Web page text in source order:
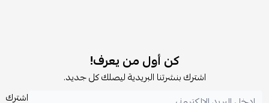
كن أول من يعرف!
اشترك بنشرتنا البريدية ليصلك كل جديد.
اشترك